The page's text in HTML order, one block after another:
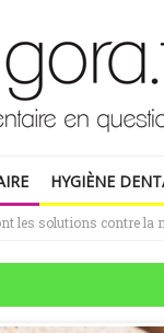
HYGIÈNE
les solutions contre la